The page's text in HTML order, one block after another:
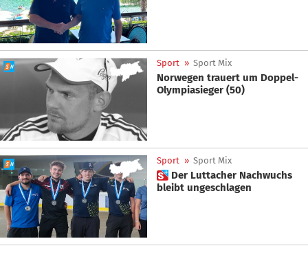
Sport » Sport Mix
Norwegen trauert um Doppel-
Olympiasieger (50)
Sport » Sport Mix
 Der Luttacher Nachwuchs
bleibt ungeschlagen